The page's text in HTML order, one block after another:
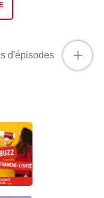
+
d'épisodes